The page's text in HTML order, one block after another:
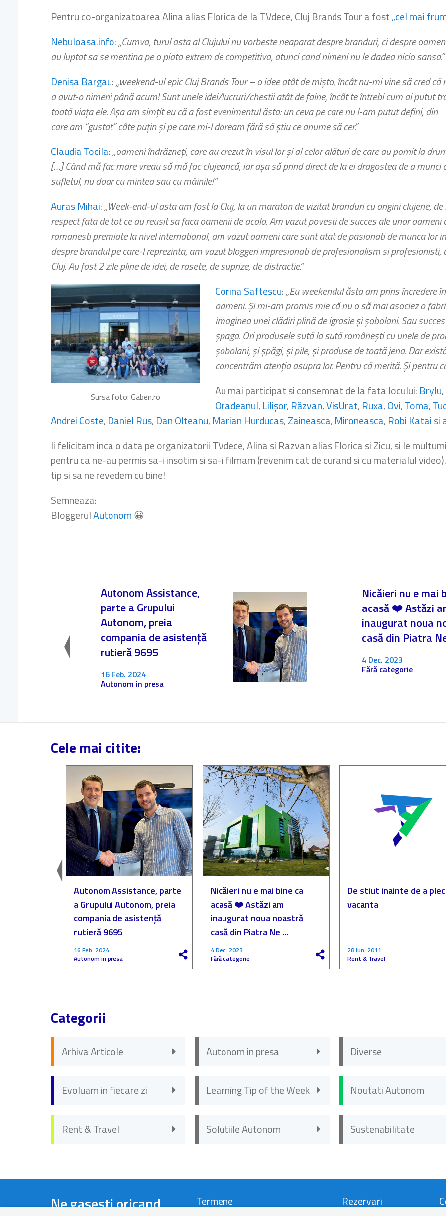
Pentru co-organizatoarea Alina alias Florica de la TVdece, Cluj Brands Tour a fost„cel mai
Nebuloasa.info:„Cumva, turul asta al Clujului nu vorbeste neaparat despre branduri, ci despre
au luptat sa se mentina pe o piata extrem de competitiva, atunci cand nimeni nu le dadea nicio sansa.”
Denisa Bargau:„weekend-ul epic Cluj Brands Tour – o idee atât de mişto, încât nu-mi vine să cred că
a avut-o nimeni până acum! Sunt unele idei/lucruri/chestii atât de faine, încât te întrebi cum ai putut
toată viaţa ele. Aşa am simţit eu că a fost evenimentul ăsta: un ceva pe care nu l-am putut defini, din
care am “gustat” câte puţin şi pe care mi-l doream fără să ştiu ce anume să cer.”
Claudia Tocila:„oameni îndrăzneți, care au crezut în visul lor și al celor alături de care au pornit la
[…] Când mă fac mare vreau să mă fac clujeancă, iar așa să prind direct de la ei dragostea de a munci
sufletul, nu doar cu mintea sau cu mâinile!”
Auras Mihai:„Week-end-ul asta am fost la Cluj, la un maraton de vizitat branduri cu origini clujene,
respect fata de tot ce au reusit sa faca oamenii de acolo. Am vazut povesti de succes ale unor
romanesti premiate la nivel international, am vazut oameni care sunt atat de pasionati de munca lor
despre brandul pe care-l reprezinta, am vazut bloggeri impresionati de profesionalism si
Cluj. Au fost 2 zile pline de idei, de rasete, de suprize, de distractie.”
Sursa foto: Gaben.ro
Corina Saftescu:„Eu weekendul ăsta am prins încredere
oameni. Și mi-am promis mie că nu o să mai asociez o
imaginea unei clădiri plină de igrasie și șobolani. Sau
șpaga. Ori produsele sută la sută românești cu unele de
șobolani, și șpăgi, și pile, și produse de toată jena. Dar
concentrăm atenția asupra lor. Pentru că merită. Și pentru
Au mai participat si consemnat de la fata locului: Brylu,
Oradeanul, Lilişor, Răzvan,VisUrat, Ruxa,Ovi,Toma,
Andrei Coste, Daniel Rus, Dan Olteanu, Marian Hurducas,Zaineasca, Mironeasca, Robi Kataisi
Ii felicitam inca o data pe organizatorii TVdece, Alina si Razvan alias Florica si Zicu, si le
pentru ca ne-au permis sa-i insotim si sa-i filmam (revenim cat de curand si cu materialul
tip si sa ne revedem cu bine!
Semneaza:
BloggerulAutonom😀
Autonom Assistance,
parte a Grupului
Autonom, preia
compania de asistență
rutieră 9695
16 Feb. 2024
Autonom in presa
Nicăieri nu e mai
acasă ❤️ Astăzi
inaugurat noua
casă din Piatra
4 Dec. 2023
Fără categorie
Cele mai citite:
Autonom Assistance, parte
a Grupului Autonom, preia
compania de asistență
rutieră 9695
16 Feb. 2024
Autonom in presa
Nicăieri nu e mai bine ca
acasă ❤️ Astăzi am
inaugurat noua noastră
casă din Piatra Ne ...
4 Dec. 2023
Fără categorie
De stiut inainte de a
vacanta
28 Iun. 2011
Rent & Travel
Categorii
Arhiva Articole Autonom in presa Diverse
Evoluam in fiecare zi Learning Tip of the Week Noutati Autonom
Rent & Travel Solutiile Autonom Sustenabilitate
Ne gasesti oricand Termene Rezervari